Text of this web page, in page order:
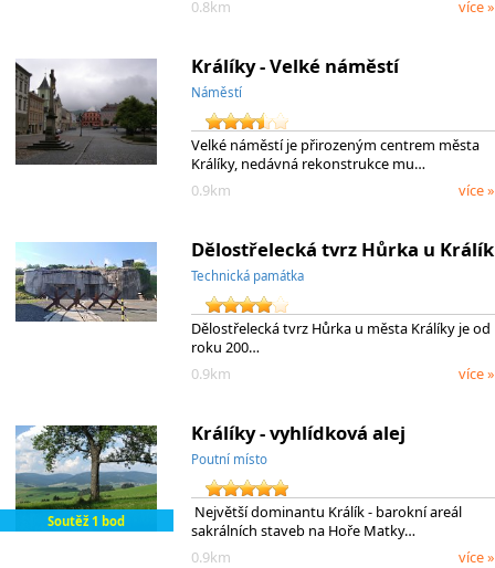
0.8km
více »
Králíky - Velké náměstí
Náměstí
Velké náměstí je přirozeným centrem města
Králíky, nedávná rekonstrukce mu…
0.9km
více »
Dělostřelecká tvrz Hůrka u Králík
Technická památka
Dělostřelecká tvrz Hůrka u města Králíky je od
roku 200…
0.9km
více »
Soutěž 1 bod
Králíky - vyhlídková alej
Poutní místo
Největší dominantu Králík - barokní areál
sakrálních staveb na Hoře Matky…
0.9km
více »